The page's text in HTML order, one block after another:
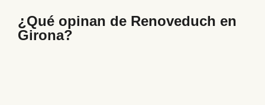
¿Qué opinan de Renoveduch en
Girona?